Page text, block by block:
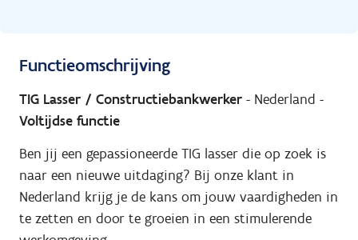
Functieomschrijving
TIG Lasser / Constructiebankwerker - Nederland -
Voltijdse functie
Ben jij een gepassioneerde TIG lasser die op zoek is
naar een nieuwe uitdaging? Bij onze klant in
Nederland krijg je de kans om jouw vaardigheden in
te zetten en door te groeien in een stimulerende